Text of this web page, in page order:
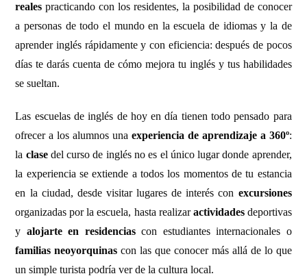
reales practicando con los residentes, la posibilidad de conocer
a personas de todo el mundo en la escuela de idiomas y la de
aprender inglés rápidamente y con eficiencia: después de pocos
días te darás cuenta de cómo mejora tu inglés y tus habilidades
se sueltan.
Las escuelas de inglés de hoy en día tienen todo pensado para
ofrecer a los alumnos una experiencia de aprendizaje a 360º:
la clasedel curso de inglés no es el único lugar donde aprender,
la experiencia se extiende a todos los momentos de tu estancia
en la ciudad, desde visitar lugares de interés con excursiones
organizadas por la escuela, hasta realizaractividadesdeportivas
y alojarte en residenciascon estudiantes internacionales o
familias neoyorquinas con las que conocer más allá de lo que
un simple turista podría ver de la cultura local.